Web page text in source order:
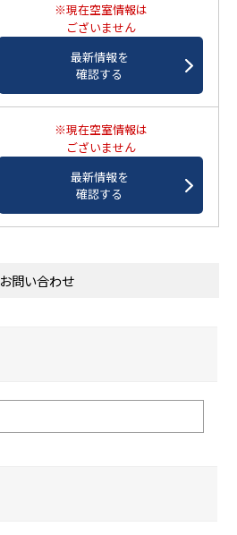
※現在空室情報は
ございません
最新情報を
確認する
※現在空室情報は
ございません
最新情報を
確認する
お問い合わせ